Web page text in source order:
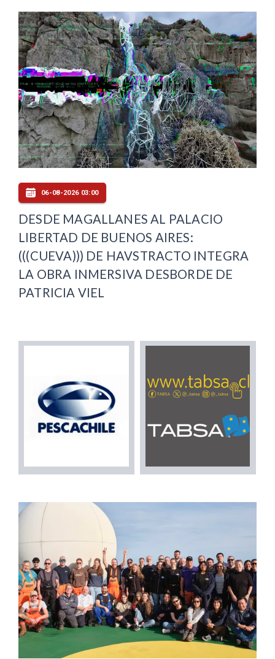
06-08-2026 03:00
DESDE MAGALLANES AL PALACIO
LIBERTAD DE BUENOS AIRES:
(((CUEVA))) DE HAVSTRACTO INTEGRA
LA OBRA INMERSIVA DESBORDE DE
PATRICIA VIEL